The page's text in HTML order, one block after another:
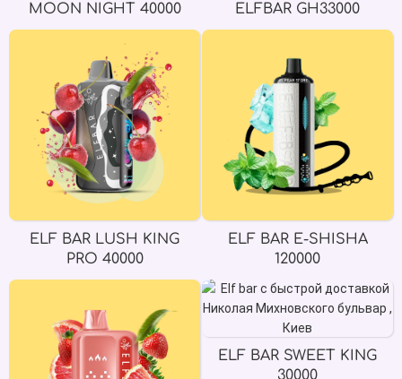
MOON NIGHT 40000 ELFBAR GH33000
ELF BAR LUSH KING
PRO 40000
ELF BAR E-SHISHA
120000
ELF BAR SWEET KING
30000